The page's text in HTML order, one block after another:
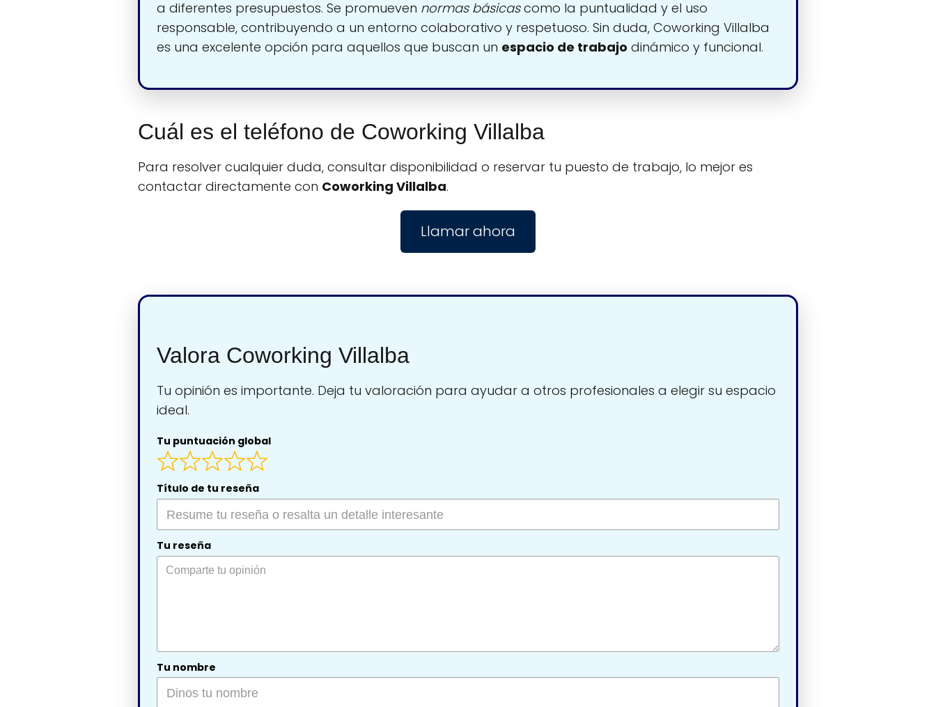
a diferentes presupuestos. Se promueven normas básicascomo la puntualidad y el uso
responsable, contribuyendo a un entorno colaborativo y respetuoso. Sin duda, Coworking Villalba
es una excelente opción para aquellos que buscan un espacio de trabajo dinámico y funcional.
Cuál es el teléfono de Coworking Villalba
Para resolver cualquier duda, consultar disponibilidad o reservar tu puesto de trabajo, lo mejor es
contactar directamente con Coworking Villalba.
Llamar ahora
Valora Coworking Villalba
Tu opinión es importante. Deja tu valoración para ayudar a otros profesionales a elegir su espacio
ideal.
Tu puntuación global
Título de tu reseña
Tu reseña
Tu nombre